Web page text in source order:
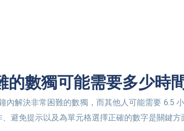
的數獨可能需要多少時
避免提示以及為單元格選擇正確的數字是關鍵方